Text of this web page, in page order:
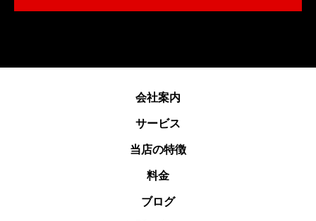
会社案内
サービス
当店の特徴
料金
ブログ